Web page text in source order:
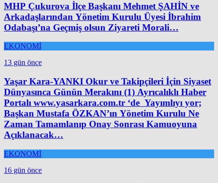
MHP Çukurova İlçe Başkanı Mehmet ŞAHİN ve
Arkadaşlarından Yönetim Kurulu Üyesi İbrahim
Odabaşı’na Geçmiş olsun Ziyareti Morali…
EKONOMİ
13 gün önce
Yaşar Kara-YANKI Okur ve Takipçileri İçin Siyaset
Dünyasınca Günün Merakını (1) Ayrıcalıklı Haber
Portalı www.yasarkara.com.tr ‘de Yayımlıyı yor;
Başkan Mustafa ÖZKAN’ın Yönetim Kurulu Ne
Zaman Tamamlanıp Onay Sonrası Kamuoyuna
Açıklanacak…
EKONOMİ
16 gün önce